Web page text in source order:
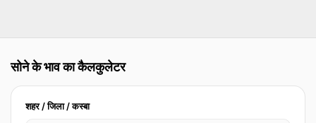
सोने के भाव का कैलकुलेटर
शहर / जिला / कस्बा